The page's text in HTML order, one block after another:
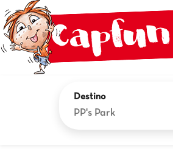
Destino
PP's Park